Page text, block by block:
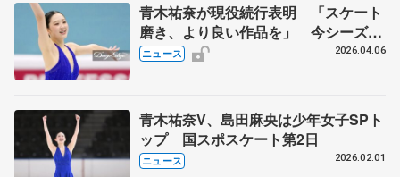
青木祐奈が現役続行表明 「スケート
磨き、より良い作品を」 今シーズン
四大陸選手権を初制覇
ニュース 2026.04.06
青木祐奈V、島田麻央は少年女子SPト
ップ 国スポスケート第2日
ニュース 2026.02.01